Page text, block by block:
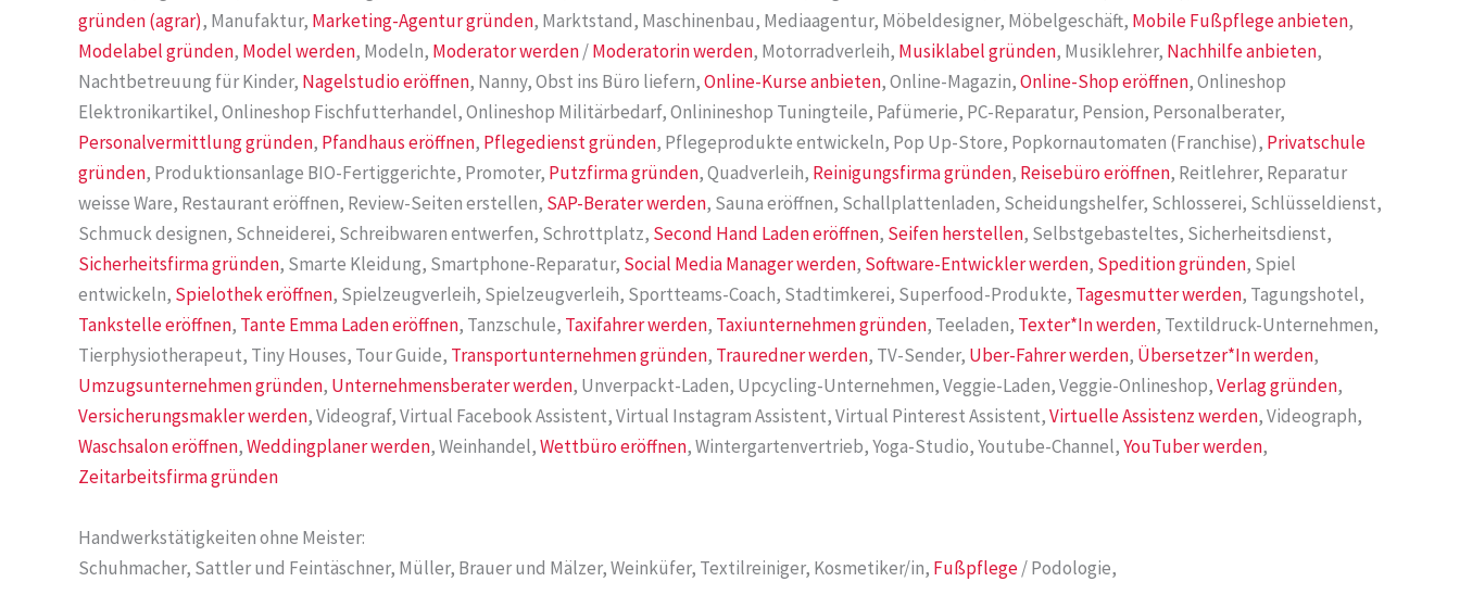
gründen (agrar), Manufaktur, Marketing-Agentur gründen, Marktstand, Maschinenbau, Mediaagentur, Möbeldesigner, Möbelgeschäft, Mobile Fußpflege anbieten,
Modelabel gründen, Model werden, Modeln, Moderator werden/Moderatorin werden, Motorradverleih, Musiklabel gründen, Musiklehrer, Nachhilfe anbieten,
Nachtbetreuung für Kinder, Nagelstudio eröffnen, Nanny, Obst ins Büro liefern,Online-Kurse anbieten, Online-Magazin,Online-Shop eröffnen, Onlineshop
Elektronikartikel, Onlineshop Fischfutterhandel, Onlineshop Militärbedarf, Onlinineshop Tuningteile, Pafümerie, PC-Reparatur, Pension, Personalberater,
Personalvermittlung gründen, Pfandhaus eröffnen, Pflegedienst gründen, Pflegeprodukte entwickeln, Pop Up-Store, Popkornautomaten (Franchise), Privatschule
gründen, Produktionsanlage BIO-Fertiggerichte, Promoter, Putzfirma gründen, Quadverleih, Reinigungsfirma gründen, Reisebüro eröffnen, Reitlehrer, Reparatur
weisse Ware, Restaurant eröffnen, Review-Seiten erstellen, SAP-Berater werden, Sauna eröffnen, Schallplattenladen, Scheidungshelfer, Schlosserei, Schlüsseldienst,
Schmuck designen, Schneiderei, Schreibwaren entwerfen, Schrottplatz, Second Hand Laden eröffnen, Seifen herstellen, Selbstgebasteltes, Sicherheitsdienst,
Sicherheitsfirma gründen, Smarte Kleidung, Smartphone-Reparatur, Social Media Manager werden, Software-Entwickler werden, Spedition gründen, Spiel
entwickeln, Spielothek eröffnen, Spielzeugverleih, Spielzeugverleih, Sportteams-Coach, Stadtimkerei, Superfood-Produkte, Tagesmutter werden, Tagungshotel,
Tankstelle eröffnen, Tante Emma Laden eröffnen, Tanzschule, Taxifahrer werden, Taxiunternehmen gründen, Teeladen, Texter*In werden, Textildruck-Unternehmen,
Tierphysiotherapeut, Tiny Houses, Tour Guide, Transportunternehmen gründen, Trauredner werden, TV-Sender, Uber-Fahrer werden, Übersetzer*In werden,
Umzugsunternehmen gründen, Unternehmensberater werden, Unverpackt-Laden, Upcycling-Unternehmen, Veggie-Laden, Veggie-Onlineshop,Verlag gründen,
Versicherungsmakler werden, Videograf, Virtual Facebook Assistent, Virtual Instagram Assistent, Virtual Pinterest Assistent,Virtuelle Assistenz werden, Videograph,
Waschsalon eröffnen,Weddingplaner werden, Weinhandel,Wettbüro eröffnen, Wintergartenvertrieb, Yoga-Studio, Youtube-Channel,YouTuber werden,
Zeitarbeitsfirma gründen
Handwerkstätigkeiten ohne Meister:
Schuhmacher, Sattler und Feintäschner, Müller, Brauer und Mälzer, Weinküfer, Textilreiniger, Kosmetiker/in, Fußpflege/ Podologie,